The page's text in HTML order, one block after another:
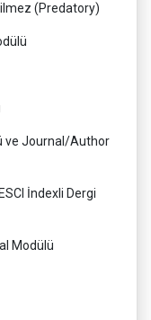
(Predatory)
ve Journal/Author
İndexli Dergi
Modülü